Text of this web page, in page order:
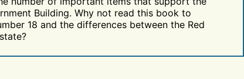
Building. Why not read this book to
18 and the differences between the Red